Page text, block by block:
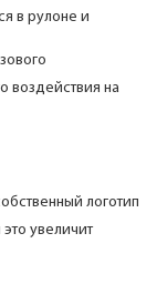
в рулоне и
воздействия на
логотип
увеличит